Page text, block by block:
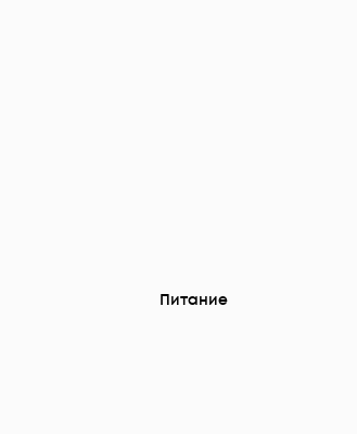
Питание